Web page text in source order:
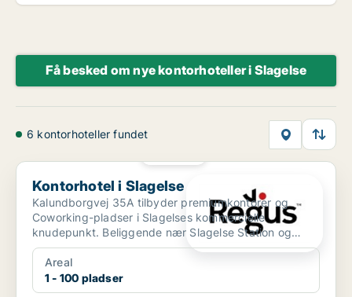
Få besked om nye kontorhoteller i Slagelse
6 kontorhoteller fundet
Kontorhotel i Slagelse
Kontorhotel i Slagelse
Kalundborgvej 35A tilbyder premiumkontorer og
Coworking-pladser i Slagelses kommercielle
knudepunkt. Beliggende nær Slagelse Station og
Slagelse Bus Terminal...
Areal
1 - 100 pladser